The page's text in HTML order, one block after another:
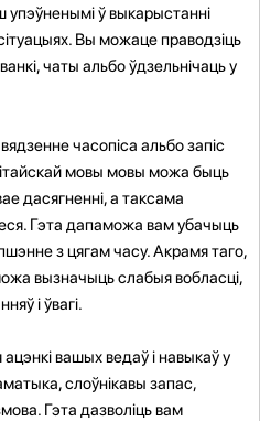
упэўненымі ў выкарыстанні
Вы можаце праводзіць
чаты альбо ўдзельнічаць у
часопіса альбо запіс
мовы мовы можа быць
дасягненні, а таксама
Гэта дапаможа вам убачыць
з цягам часу. Акрамя таго,
вызначыць слабыя вобласці,
і ўвагі.
вашых ведаў і навыкаў у
слоўнікавы запас,
Гэта дазволіць вам